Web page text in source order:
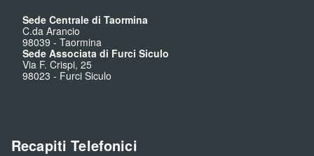
Sede Centrale di Taormina
C.da Arancio
98039 - Taormina
Sede Associata di Furci Siculo
Via F. Crispi, 25
98023 - Furci Siculo
Recapiti Telefonici